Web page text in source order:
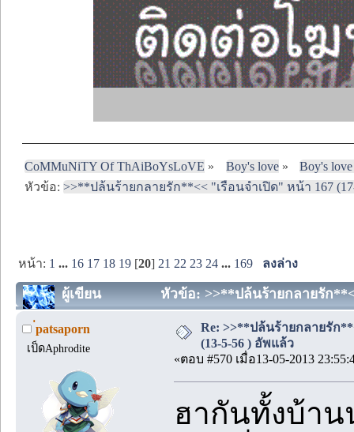
CoMMuNiTY Of ThAiBoYsLoVE » Boy's love»
Boy's
หัวข้อ:>>**ปล้นร้ายกลายรัก**<< "เรือนจำเปิด" หน้า 167
หน้า: 1 ... 16 17 18 19 [20] 21 22 23 24 ... 169 ลงล่าง
ผู้เขียน หัวข้อ: >>**ปล้นร้ายกลายรัก
่patsaporn
เป็ดAphrodite
Re: >>**ปล้นร้ายกลายรัก
(13-5-56 ) อัพแล้ว
«ตอบ #570 เมื่อ13-05-2013
ฮากันทั้งบ้า